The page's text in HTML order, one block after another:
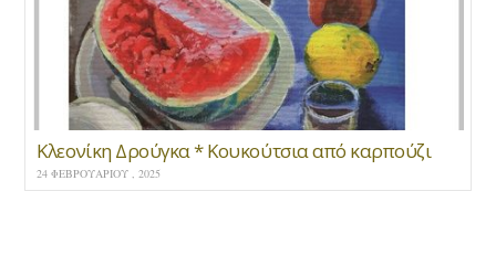
Κλεονίκη Δρούγκα * Κουκούτσια από καρπούζι
24 ΦΕΒΡΟΥΑΡΊΟΥ , 2025